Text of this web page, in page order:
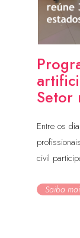
Setor
Entre os
civil
Saiba